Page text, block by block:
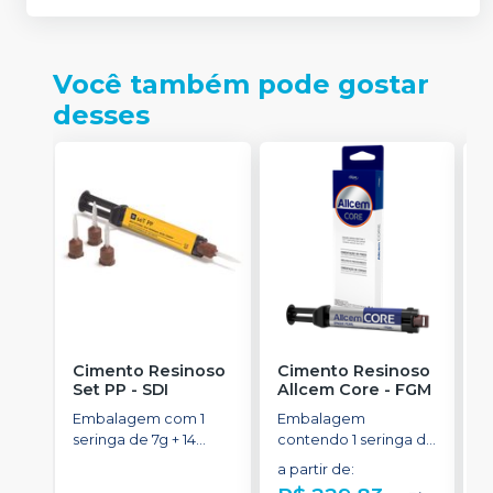
Você também pode gostar
desses
Cimento Resinoso
Set PP - SDI
Embalagem com 1
seringa de 7g + 14
Cimento Resinoso
Allcem Core - FGM
Embalagem
contendo 1 seringa de
corpo duplo com 6g
e 8 ponteiras
a partir de: